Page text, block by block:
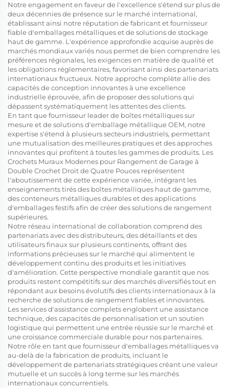
Notre engagement en faveur de l'excellence s'étend sur plus de
deux décennies de présence sur le marché international,
établissant ainsi notre réputation de fabricant et fournisseur
fiable d'emballages métalliques et de solutions de stockage
haut de gamme. L'expérience approfondie acquise auprès de
marchés mondiaux variés nous permet de bien comprendre les
préférences régionales, les exigences en matière de qualité et
les obligations réglementaires, favorisant ainsi des partenariats
internationaux fructueux. Notre approche complète allie des
capacités de conception innovantes à une excellence
industrielle éprouvée, afin de proposer des solutions qui
dépassent systématiquement les attentes des clients.
En tant que fournisseur leader de boîtes métalliques sur
mesure et de solutions d'emballage métallique OEM, notre
expertise s'étend à plusieurs secteurs industriels, permettant
une mutualisation des meilleures pratiques et des approches
innovantes qui profitent à toutes les gammes de produits. Les
Crochets Muraux Modernes pour Rangement de Garage à
Double Crochet Droit de Quatre Pouces représentent
l'aboutissement de cette expérience variée, intégrant les
enseignements tirés des boîtes métalliques haut de gamme,
des conteneurs métalliques durables et des applications
d'emballages festifs afin de créer des solutions de rangement
supérieures.
Notre réseau international de collaboration comprend des
partenariats avec des distributeurs, des détaillants et des
utilisateurs finaux sur plusieurs continents, offrant des
informations précieuses sur le marché qui alimentent le
développement continu des produits et les initiatives
d'amélioration. Cette perspective mondiale garantit que nos
produits restent compétitifs sur des marchés diversifiés tout en
répondant aux besoins évolutifs des clients internationaux à la
recherche de solutions de rangement fiables et innovantes.
Les services d'assistance complets englobent une assistance
technique, des capacités de personnalisation et un soutien
logistique qui permettent une entrée réussie sur le marché et
une croissance commerciale durable pour nos partenaires.
Notre rôle en tant que fournisseur d'emballages métalliques va
au-delà de la fabrication de produits, incluant le
développement de partenariats stratégiques créant une valeur
mutuelle et un succès à long terme sur les marchés
internationaux concurrentiels.